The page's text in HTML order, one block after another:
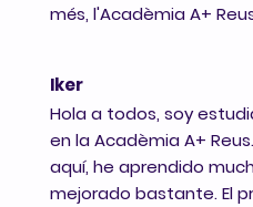
més, l'Acadèmia A+
Iker
Hola a todos, soy
en la Acadèmia A+
aquí, he aprendido
mejorado bastante. El